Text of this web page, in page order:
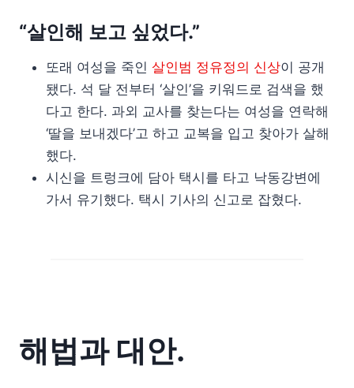
“살인해 보고 싶었다.”
또래 여성을 죽인 살인범 정유정의 신상이 공개
됐다. 석 달 전부터 ‘살인’을 키워드로 검색을 했
다고 한다. 과외 교사를 찾는다는 여성을 연락해
‘딸을 보내겠다’고 하고 교복을 입고 찾아가 살해
했다.
시신을 트렁크에 담아 택시를 타고 낙동강변에
가서 유기했다. 택시 기사의 신고로 잡혔다.
해법과 대안.